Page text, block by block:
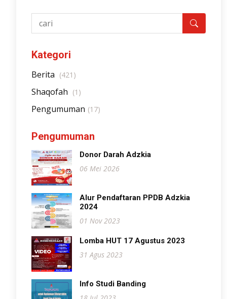
Kategori
Berita (421)
Shaqofah (1)
Pengumuman (17)
Pengumuman
Donor Darah Adzkia
06 Mei 2026
Alur Pendaftaran PPDB Adzkia
2024
01 Nov 2023
Lomba HUT 17 Agustus 2023
31 Agus 2023
Info Studi Banding